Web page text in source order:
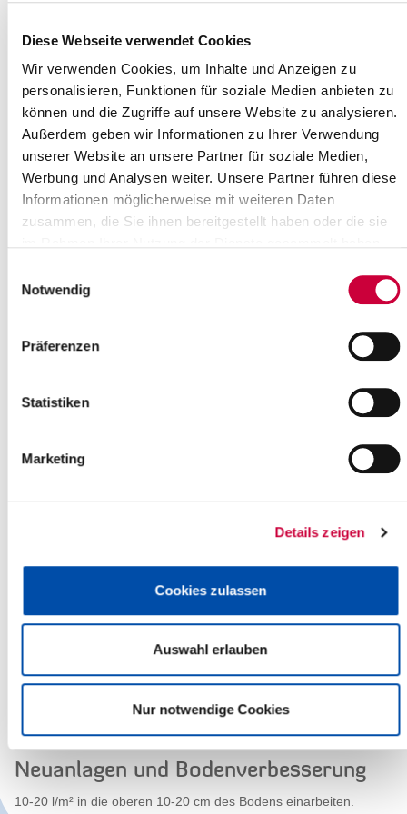
Diese Webseite verwendet Cookies
Wir verwenden Cookies, um Inhalte und Anzeigen zu
personalisieren, Funktionen für soziale Medien anbieten zu
können und die Zugriffe auf unsere Website zu analysieren.
Außerdem geben wir Informationen zu Ihrer Verwendung
unserer Website an unsere Partner für soziale Medien,
Werbung und Analysen weiter. Unsere Partner führen diese
Informationen möglicherweise mit weiteren Daten
zusammen, die Sie ihnen bereitgestellt haben oder die sie
Notwendig
Präferenzen
Statistiken
Marketing
Details zeigen
Cookies zulassen
Auswahl erlauben
Nur notwendige Cookies
Kompost wird flächig aufgebracht und leicht eingearbeitet.
Starkzehrer:
8 l/m² z.B. Blumenkohl, Rosenkohl, Rot- und
Weißkohl, Spargel, Tomaten, Rote Bete, Brokkoli, Rhabarber
Mittelzehrer:
6 l/m² z.B. Chinakohl, Grünkohl, Gurken, Kartoffeln,
Schwachzehrer: 4 l/m² z.B. Bohnen, Erbsen, Petersilie,
Radieschen, Zwiebeln, Endivien-, Feld- und Kopfsalat, Kräuter
4 l/m² auf das Beet aufbringen und oberflächlich einarbeiten.
einarbeiten.
Bäume
Im Herbst die Baumscheibe 2 cm dick abdecken.
2 l/m² fein abgesiebt im Frühjahr bis Sommer auf die Fläche
Mischung aus 1 Teil Kompost und 3 Teilen Gartenerde füllen.
Neuanlagen und Bodenverbesserung
10-20 l/m² in die oberen 10-20 cm des Bodens einarbeiten.